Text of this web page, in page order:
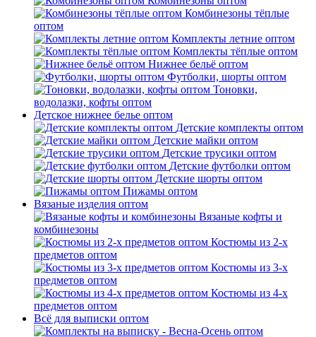
Комбинезоны тёплые
оптом
Комплекты летние оптом
Комплекты тёплые оптом
Нижнее бельё оптом
Футболки, шорты оптом
Тоновки,
водолазки, кофты оптом
Детское нижнее белье оптом
Детские комплекты оптом
Детские майки оптом
Детские трусики оптом
Детские футболки оптом
Детские шорты оптом
Пижамы оптом
Вязаные изделия оптом
Вязаные кофты и
комбинезоны
Костюмы из 2-х
предметов оптом
Костюмы из 3-х
предметов оптом
Костюмы из 4-х
предметов оптом
Всё для выписки оптом